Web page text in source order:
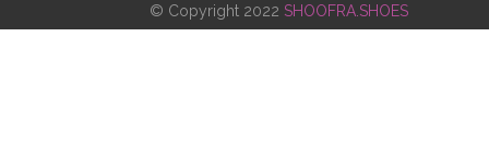
Copyright 2022 SHOOFRA.SHOES
©